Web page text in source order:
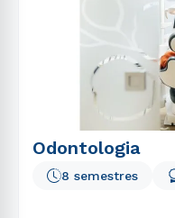
Odontologia
8 semestres